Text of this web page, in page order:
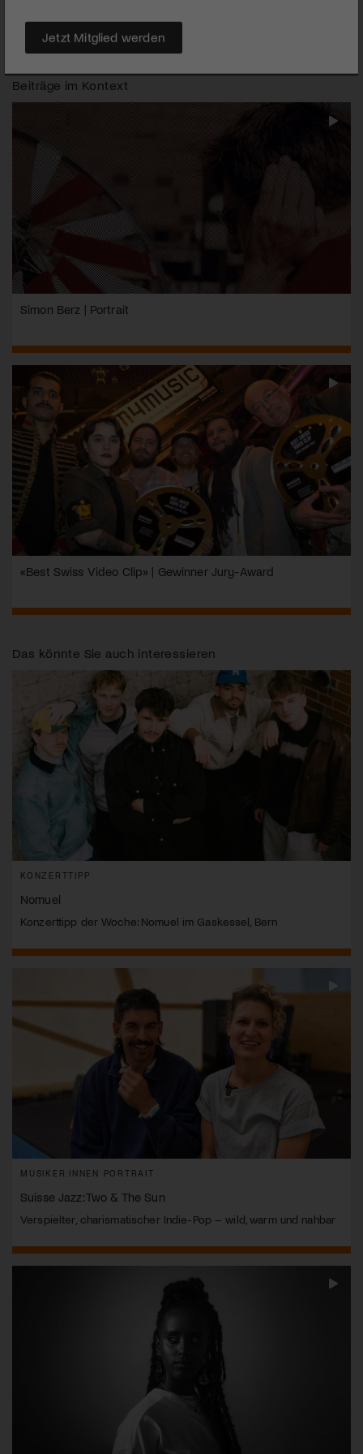
Beiträge im Kontext
Simon Berz | Portrait
«Best Swiss Video Clip» | Gewinner Jury-Award
Das könnte Sie auch interessieren
KONZERTTIPP
Nomuel
Konzerttipp der Woche: Nomuel im Gaskessel, Bern
MUSIKER:INNEN PORTRAIT
Suisse Jazz: Two & The Sun
Verspielter, charismatischer Indie-Pop – wild, warm und nahbar
Jetzt Mitglied werden